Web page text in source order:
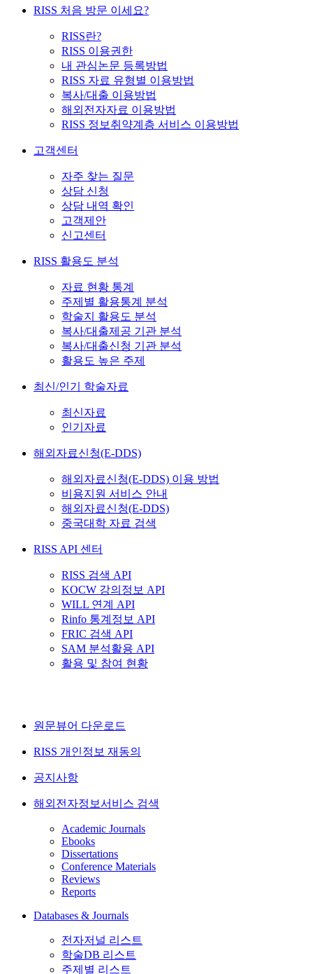
RISS 처음 방문 이세요?
RISS란?
RISS 이용권한
내 관심논문 등록방법
RISS 자료 유형별 이용방법
복사/대출 이용방법
해외전자자료 이용방법
RISS 정보취약계층 서비스 이용방법
고객센터
자주 찾는 질문
상담 신청
상담 내역 확인
고객제안
신고센터
RISS 활용도 분석
자료 현황 통계
주제별 활용통계 분석
학술지 활용도 분석
복사/대출제공 기관 분석
복사/대출신청 기관 분석
활용도 높은 주제
최신/인기 학술자료
최신자료
인기자료
해외자료신청(E-DDS)
해외자료신청(E-DDS) 이용 방법
비용지원 서비스 안내
해외자료신청(E-DDS)
중국대학 자료 검색
RISS API 센터
RISS 검색 API
KOCW 강의정보 API
WILL 연계 API
Rinfo 통계정보 API
FRIC 검색 API
SAM 분석활용 API
활용 및 참여 현황
원문뷰어 다운로드
RISS 개인정보 재동의
공지사항
해외전자정보서비스 검색
Academic Journals
Ebooks
Dissertations
Conference Materials
Reviews
Reports
Databases & Journals
전자저널 리스트
학술DB 리스트
주제별 리스트